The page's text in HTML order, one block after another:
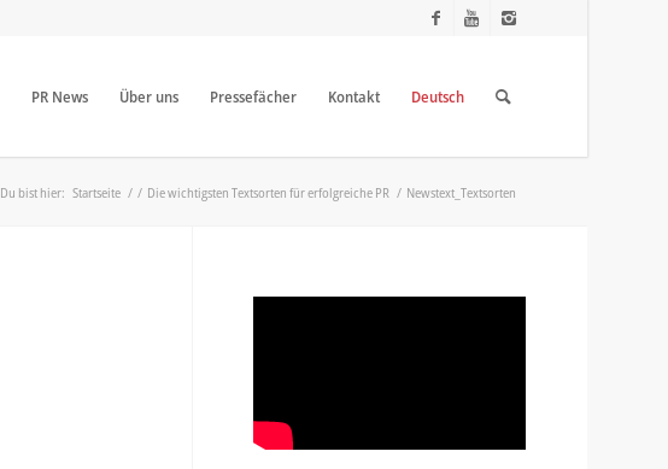
PR News Über uns Pressefächer Kontakt Deutsch
Du bist hier: Startseite / / Die wichtigsten Textsorten für erfolgreiche PR / Newstext_Textsorten